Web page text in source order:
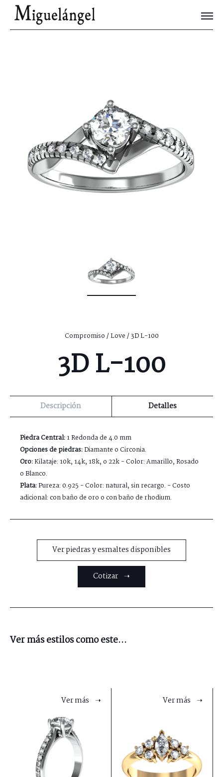
Joyas Únicas
Contacto
Compromiso/Love/ 3D L-100
3D L-100
Descripción Detalles
Piedra Central:1 Redonda de 4.0 mm
Opciones de piedras:Diamante o Circonia.
Oro:Kilataje: 10k, 14k, 18k, o 22k - Color: Amarillo, Rosado
o Blanco.
Plata:Pureza: 0.925 - Color: natural, sin recargo. - Costo
adicional: con baño de oro o con baño de rhodium.
Ver piedras y esmaltes disponibles
Cotizar ➝
Ver más estilos como este...
Ver más ➝ Ver más ➝